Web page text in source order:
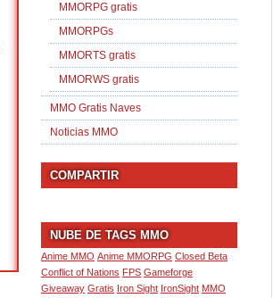
MMORPG gratis
MMORPGs
MMORTS gratis
MMORWS gratis
MMO Gratis Naves
Noticias MMO
COMPARTIR
NUBE DE TAGS MMO
Anime MMO Anime MMORPG Closed Beta
Conflict of Nations FPS Gameforge
Giveaway Gratis Iron Sight IronSight MMO